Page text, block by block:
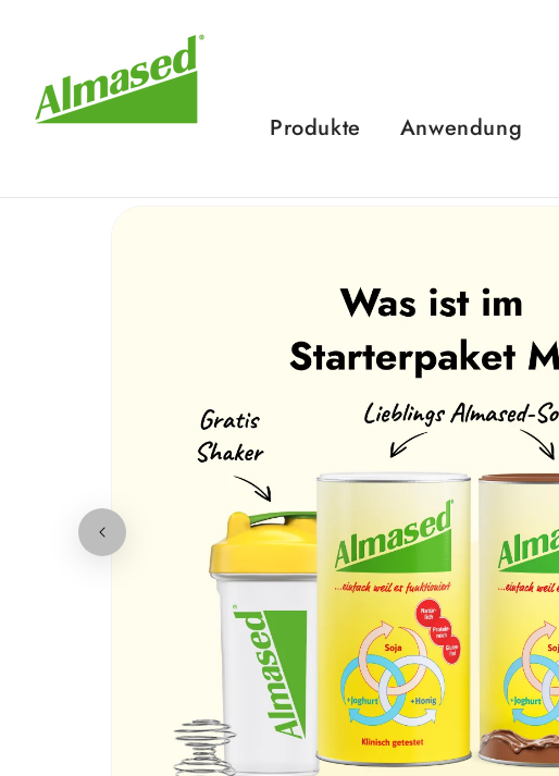
Produkte Anwendung